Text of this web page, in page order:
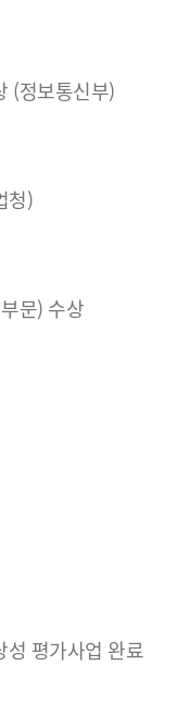
(정보통신부)
청)
문) 수상
평가사업 완료